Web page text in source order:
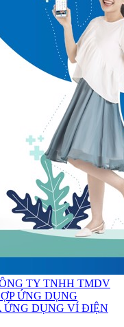
TY TNHH TMDV
ỨNG DỤNG
ỨNG DỤNG VÍ ĐIỆN